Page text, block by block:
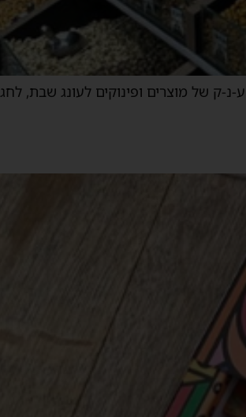
נ-ק של מוצרים ופינוקים לעונג שבת, לחג